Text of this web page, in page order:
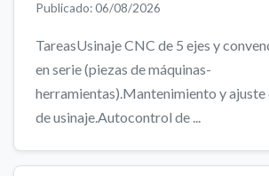
Publicado: 06/08/2026
TareasUsinaje CNC de 5 ejes y
en serie (piezas de máquinas-
herramientas).Mantenimiento y ajuste
de usinaje.Autocontrol de ...